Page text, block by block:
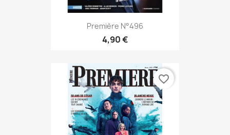
Première N°496
4,90 €
favorite_border